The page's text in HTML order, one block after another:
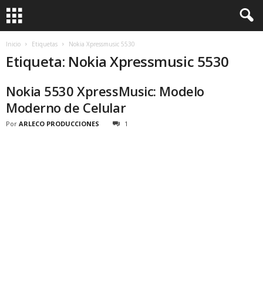
Inicio Etiquetas Nokia Xpressmusic 5530
Etiqueta: Nokia Xpressmusic 5530
Nokia 5530 XpressMusic: Modelo
Moderno de Celular
Por ARLECO PRODUCCIONES 1